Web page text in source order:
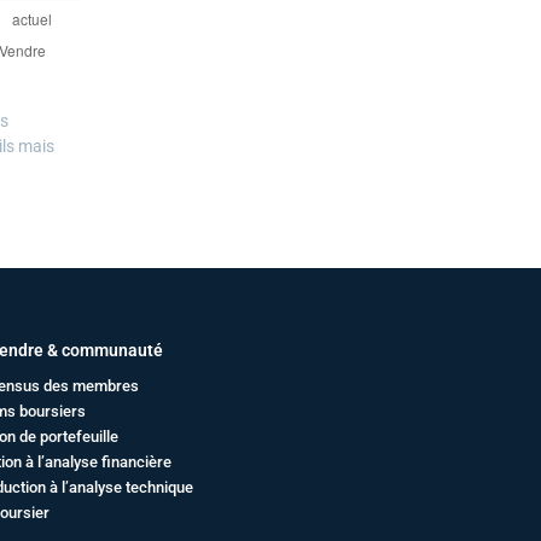
mais
& communauté
des membres
boursiers
de portefeuille
à l’analyse financière
à l’analyse technique